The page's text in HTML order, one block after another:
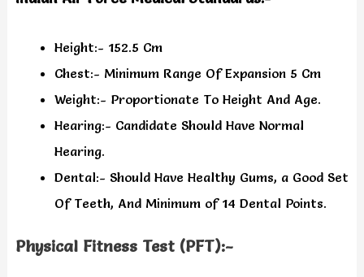
Height:- 152.5 Cm
Chest:- Minimum Range Of Expansion 5 Cm
Weight:- Proportionate To Height And Age.
Hearing:- Candidate Should Have Normal
Hearing.
Dental:- Should Have Healthy Gums, a Good Set
Of Teeth, And Minimum of 14 Dental Points.
Physical Fitness Test (PFT):-